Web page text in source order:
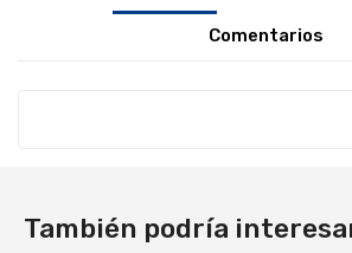
Comentarios
También podría